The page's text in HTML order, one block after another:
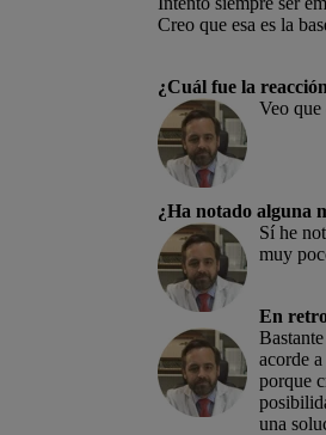
Creo que esa es la
¿Cuál fue la
Veo que
¿Ha notado alguna
Sí he
muy
En
acorde
porque
una